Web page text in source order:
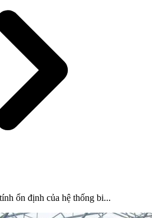
ổn định của hệ thống bi...